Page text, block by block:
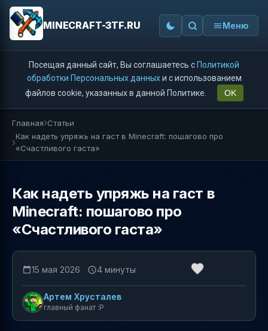
MINECRAFT-3TF.RU Меню
Посещая данный сайт, Вы соглашаетесь с Политикой
обработки Персональных данныхи с использованием
файлов cookie, указанных в данной Политике.
OK
Главная Статьи
Как надеть упряжь на гаст в Minecraft: пошагово про
«Счастливого гаста»
Как надеть упряжь на гаст в
Minecraft: пошагово про
«Счастливого гаста»
15 мая 2026 4 минуты
Артем Хрусталев
главный фанат :P